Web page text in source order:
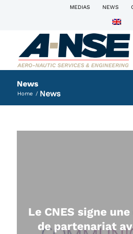
MEDIAS NEWS
News
Home / News
Le CNES signe
de partenariat